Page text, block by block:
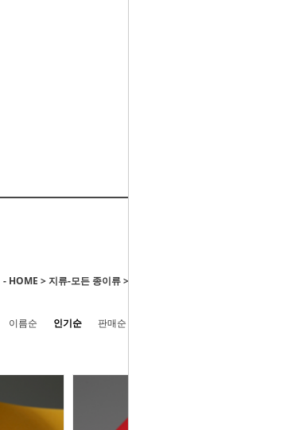
- HOME >지류-모든 종이류>
이름순 인기순 판매순